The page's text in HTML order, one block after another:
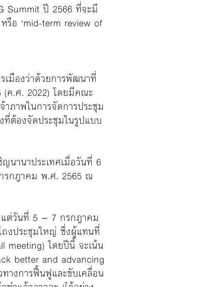
Summit ปี 2566 ที่จะมี
รือ ‘mid-term review of
เมืองว่าด้วยการพัฒนาที่
(ค.ศ. 2022) โดยมีคณะ
ภาพในการจัดการประชุม
ที่ต้องจัดประชุมในรูปแบบ
นานาประเทศเมื่อวันที่ 6
รกฎาคม พ.ศ. 2565 ณ
แต่วันที่ 5 – 7 กรกฎาคม
ถงประชุมใหญ่ ซึ่งผู้แทนที่
meeting) โดยปีนี้ จะเน้น
better and advancing
างการฟื้นฟูและขับเคลื่อน